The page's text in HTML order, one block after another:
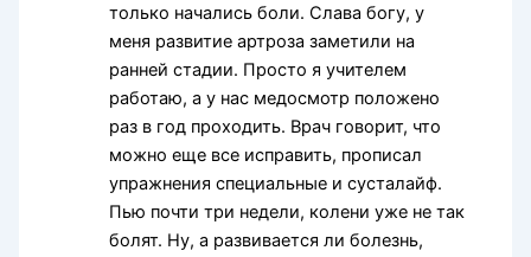
только начались боли. Слава богу, у
меня развитие артроза заметили на
ранней стадии. Просто я учителем
работаю, а у нас медосмотр положено
раз в год проходить. Врач говорит, что
можно еще все исправить, прописал
упражнения специальные и сусталайф.
Пью почти три недели, колени уже не так
болят. Ну, а развивается ли болезнь,